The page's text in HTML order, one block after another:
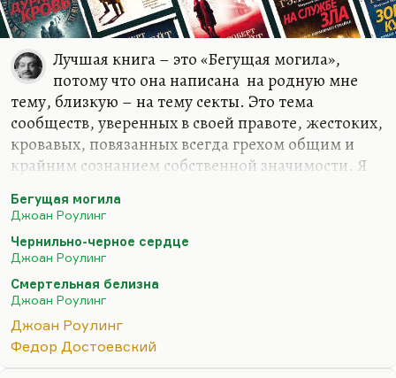
Лучшая книга – это «Бегущая могила»,
потому что она написана на родную мне
тему, близкую – на тему секты. Это тема
сообществ, уверенных в своей правоте, жестоких,
кровавых, повязанных всегда грехом общим и
крайним сознанием собственной значимости. Я
Достоевский в сне о трихинах, главную опасность
сегодняшнего момента – неспособность
услышать другого. Я бы, конечно, назвал
«Бегущую могилу» книгой года. Что касается
остальных («Чернильно-черное сердце»,
«Смертельная белизна» – мать ее очень любила),
то я бы не стал называть это ее шедеврами, но это
полезное, нравственное и душесмягчительное,
Бегущая могила
Джоан Роулинг
Чернильно-черное сердце
Джоан Роулинг
Смертельная белизна
Джоан Роулинг
Джоан Роулинг
Федор Достоевский